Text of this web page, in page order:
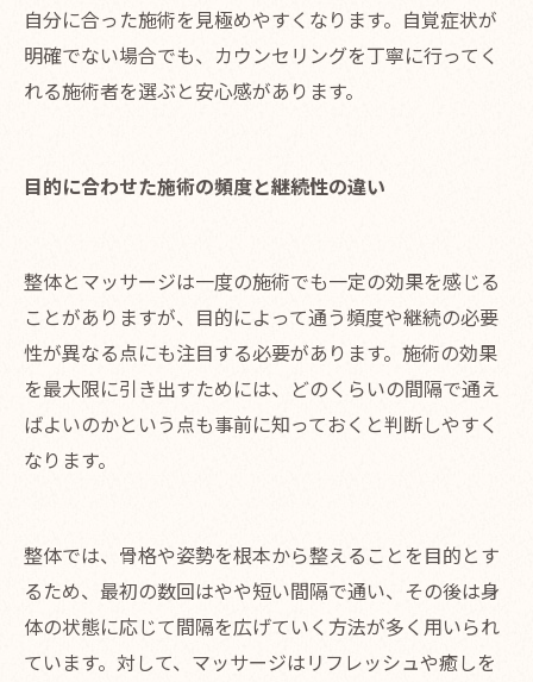
自分に合った施術を見極めやすくなります。自覚症状が
明確でない場合でも、カウンセリングを丁寧に行ってく
れる施術者を選ぶと安心感があります。
目的に合わせた施術の頻度と継続性の違い
整体とマッサージは一度の施術でも一定の効果を感じる
ことがありますが、目的によって通う頻度や継続の必要
性が異なる点にも注目する必要があります。施術の効果
を最大限に引き出すためには、どのくらいの間隔で通え
ばよいのかという点も事前に知っておくと判断しやすく
なります。
整体では、骨格や姿勢を根本から整えることを目的とす
るため、最初の数回はやや短い間隔で通い、その後は身
体の状態に応じて間隔を広げていく方法が多く用いられ
ています。対して、マッサージはリフレッシュや癒しを